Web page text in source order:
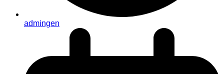
admingen